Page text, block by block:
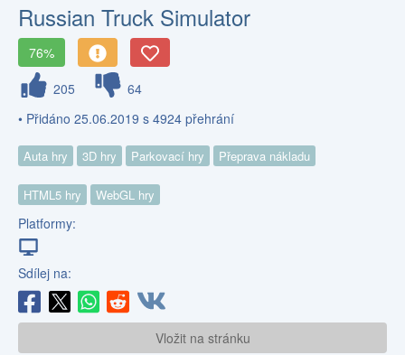
Russian Truck Simulator
76%
205
64
• Přidáno 25.06.2019 s 4924 přehrání
Auta hry 3D hry Parkovací hry Přeprava nákladu
HTML5 hry WebGL hry
Platformy:
Sdílej na:
Vložit na stránku